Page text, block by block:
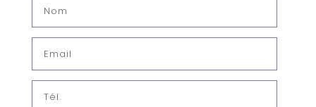
TUTO COLORSET : FOCUS
SUR LE GRAND-FORMAT